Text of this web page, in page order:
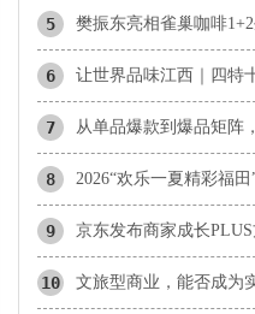
5
6 让世界品味江西｜四特
7
8
9
10 文旅型商业，能否成为